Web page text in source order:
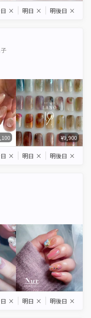
× 明日 × 明後日 ×
¥9,900
× 明日 × 明後日 ×
× 明日 × 明後日 ×